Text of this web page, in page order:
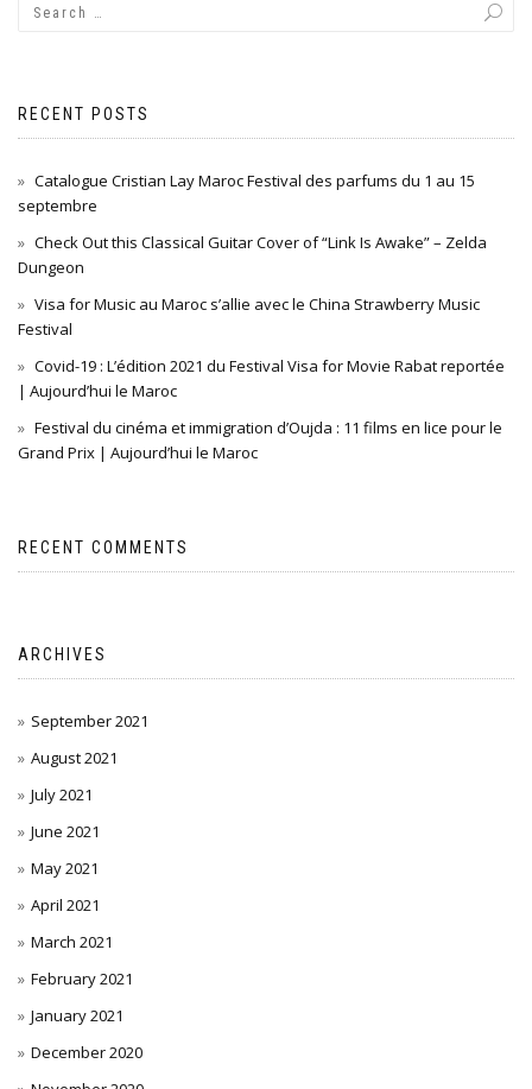
RECENT POSTS
Catalogue Cristian Lay Maroc Festival des parfums du 1 au 15
septembre
Check Out this Classical Guitar Cover of “Link Is Awake” – Zelda
Dungeon
Visa for Music au Maroc s’allie avec le China Strawberry Music
Festival
Covid-19 : L’édition 2021 du Festival Visa for Movie Rabat reportée
| Aujourd’hui le Maroc
Festival du cinéma et immigration d’Oujda : 11 films en lice pour le
Grand Prix | Aujourd’hui le Maroc
RECENT COMMENTS
ARCHIVES
September 2021
August 2021
July 2021
June 2021
May 2021
April 2021
March 2021
February 2021
January 2021
December 2020